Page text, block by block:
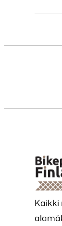
Kaikki